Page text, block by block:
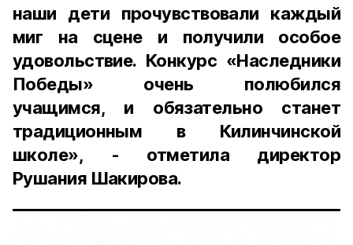
наши дети прочувствовали каждый
миг на сцене и получили особое
удовольствие. Конкурс «Наследники
Победы» очень полюбился
учащимся, и обязательно станет
традиционным в Килинчинской
школе», - отметила директор
Рушания Шакирова.